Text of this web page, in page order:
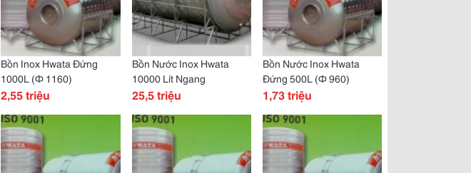
Bồn Inox Hwata Đứng
1000L (Ф 1160)
2,55 triệu
Bồn Nước Inox Hwata
10000 Lít Ngang
25,5 triệu
Bồn Nước Inox Hwata
Đứng 500L (Ф 960)
1,73 triệu